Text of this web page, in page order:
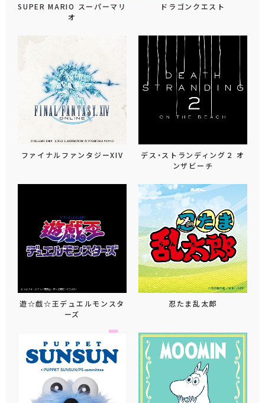
SUPER MARIO スーパーマリ
オ
ドラゴンクエスト
ファイナルファンタジーXIV
デス・ストランディング２ オ
ンザビーチ
遊☆戯☆王デュエルモンスタ
ーズ
忍たま乱太郎